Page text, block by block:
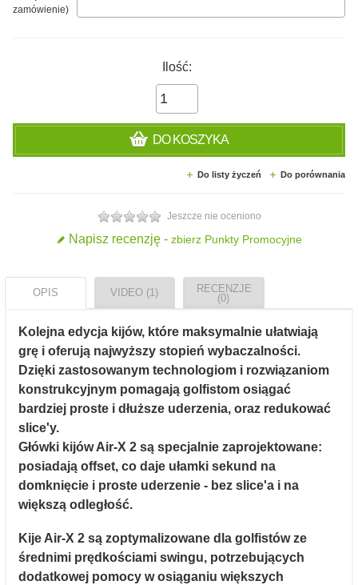
zamówienie)
Ilość:
DO KOSZYKA
Do listy życzeń Do porównania
Jeszcze nie oceniono
Napisz recenzję - zbierz Punkty Promocyjne
OPIS VIDEO (1)
RECENZJE
(0)
Kolejna edycja kijów, które maksymalnie ułatwiają
grę i oferują najwyższy stopień wybaczalności.
Dzięki zastosowanym technologiom i rozwiązaniom
konstrukcyjnym pomagają golfistom osiągać
bardziej proste i dłuższe uderzenia, oraz redukować
slice'y.
Główki kijów Air-X 2 są specjalnie zaprojektowane:
posiadają offset, co daje ułamki sekund na
domknięcie i proste uderzenie - bez slice'a i na
większą odległość.
Kije Air-X 2 są zoptymalizowane dla golfistów ze
średnimi prędkościami swingu, potrzebujących
dodatkowej pomocy w osiąganiu większych